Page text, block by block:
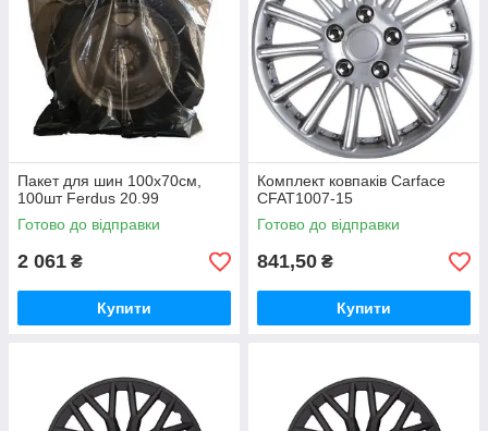
Пакет для шин 100х70cм,
100шт Ferdus 20.99
Готово до відправки
2 061 ₴
Купити
Комплект ковпаків Carface
CFAT1007-15
Готово до відправки
841,50 ₴
Купити